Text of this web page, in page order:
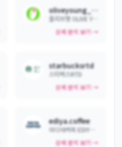
상세 분석 보기 →
starbucksrtd
스타벅스RTD
상세 분석 보기 →
ediya.coffee
상세 분석 보기 →